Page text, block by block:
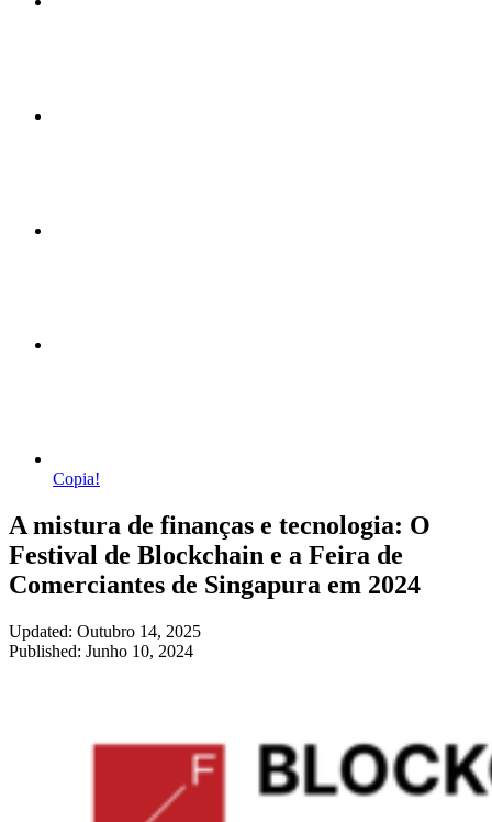
Copia!
A mistura de finanças e tecnologia: O
Festival de Blockchain e a Feira de
Comerciantes de Singapura em 2024
Updated: Outubro 14, 2025
Published: Junho 10, 2024